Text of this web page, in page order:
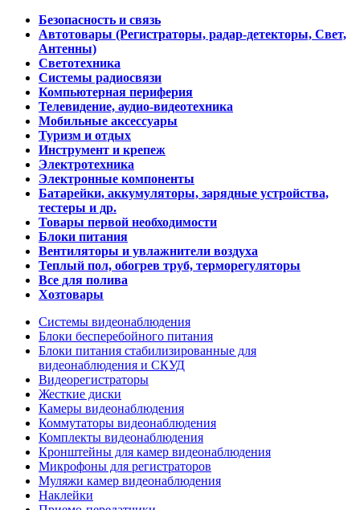
Безопасность и связь
Автотовары (Регистраторы, радар-детекторы, Свет,
Антенны)
Светотехника
Системы радиосвязи
Компьютерная периферия
Телевидение, аудио-видеотехника
Мобильные аксессуары
Туризм и отдых
Инструмент и крепеж
Электротехника
Электронные компоненты
Батарейки, аккумуляторы, зарядные устройства,
тестеры и др.
Товары первой необходимости
Блоки питания
Вентиляторы и увлажнители воздуха
Теплый пол, обогрев труб, терморегуляторы
Все для полива
Хозтовары
Системы видеонаблюдения
Блоки бесперебойного питания
Блоки питания стабилизированные для
видеонаблюдения и СКУД
Видеорегистраторы
Жесткие диски
Камеры видеонаблюдения
Коммутаторы видеонаблюдения
Комплекты видеонаблюдения
Кронштейны для камер видеонаблюдения
Микрофоны для регистраторов
Муляжи камер видеонаблюдения
Наклейки